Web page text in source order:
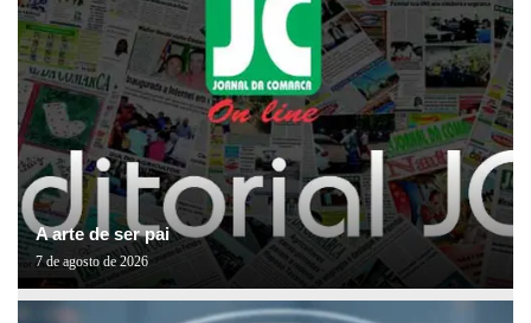
A arte de ser pai
7 de agosto de 2026